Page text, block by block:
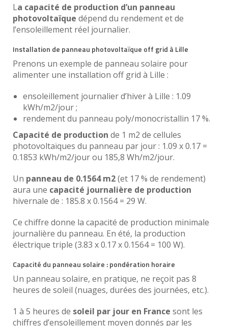
La capacité de production d’un panneau
photovoltaïque dépend du rendement et de
l’ensoleillement réel journalier.
Installation de panneau photovoltaïque off grid à Lille
Prenons un exemple de panneau solaire pour
alimenter une installation off grid à Lille :
ensoleillement journalier d’hiver à Lille : 1.09
kWh/m2/jour ;
rendement du panneau poly/monocristallin 17 %.
Capacité de production de 1 m2 de cellules
photovoltaïques du panneau par jour : 1.09 x 0.17 =
0.1853 kWh/m2/jour ou 185,8 Wh/m2/jour.
Un panneau de 0.1564 m2(et 17 % de rendement)
aura une capacité journalière de production
hivernale de : 185.8 x 0.1564 = 29 W.
Ce chiffre donne la capacité de production minimale
journalière du panneau. En été, la production
électrique triple (3.83 x 0.17 x 0.1564 = 100 W).
Capacité du panneau solaire : pondération horaire
Un panneau solaire, en pratique, ne reçoit pas 8
heures de soleil (nuages, durées des journées, etc.).
1 à 5 heures de soleil par jour en France sont les
chiffres d’ensoleillement moyen donnés par les